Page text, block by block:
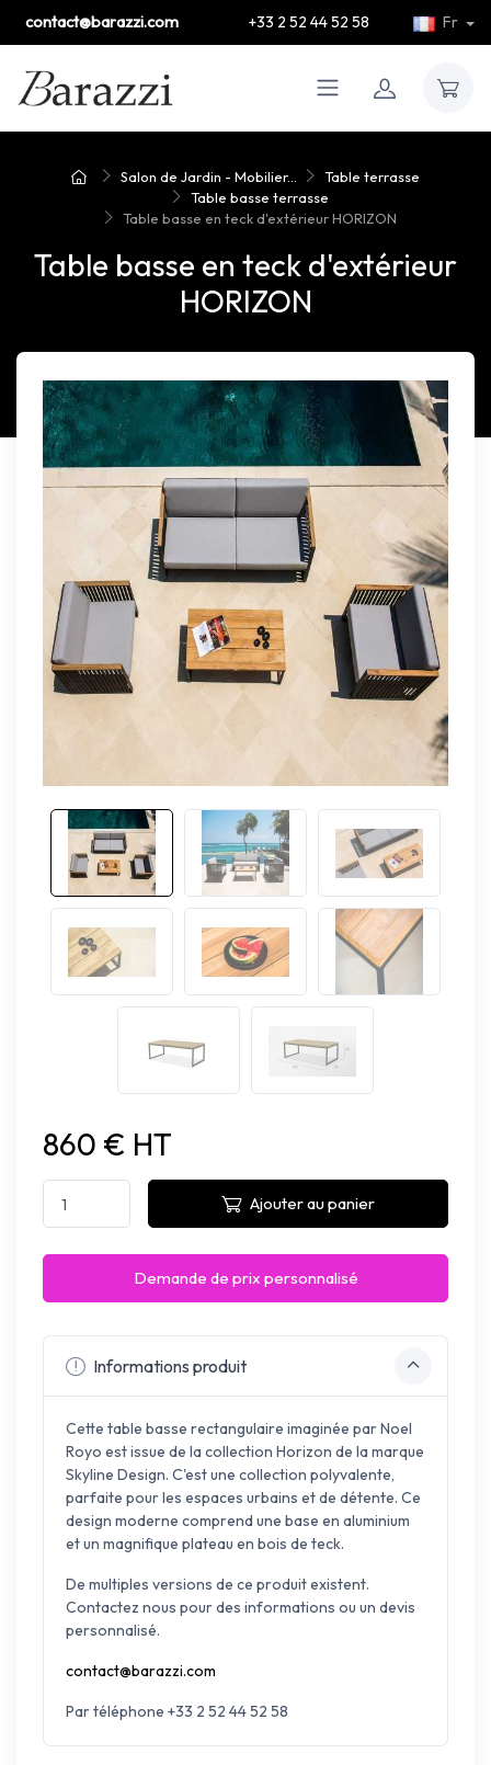
contact@barazzi.com +33 2 52 44 52 58 Fr
Salon de Jardin - Mobilier...
Table terrasse
Table basse terrasse
Table basse en teck d'extérieur HORIZON
Table basse en teck d'extérieur
HORIZON
860 € HT
Ajouter au panier
Demande de prix personnalisé
Informations produit
Cette table basse rectangulaire imaginée par Noel
Royo est issue de la collection Horizon de la marque
Skyline Design. C'est une collection polyvalente,
parfaite pour les espaces urbains et de détente. Ce
design moderne comprend une base en aluminium
et un magnifique plateau en bois de teck.
De multiples versions de ce produit existent.
Contactez nous pour des informations ou un devis
personnalisé.
contact@barazzi.com
Par téléphone +33 2 52 44 52 58